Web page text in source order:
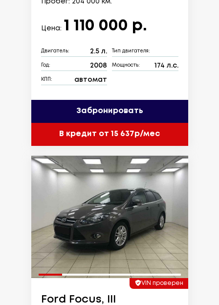
Пробег: 204 000 км.
Цена: 1 110 000 р.
Двигатель: 2.5 л. Тип двигателя:
Год: 2008 Мощность: 174 л.с.
КПП: автомат
Забронировать
В кредит от 15 637р/мес
VIN проверен
Ford Focus, III